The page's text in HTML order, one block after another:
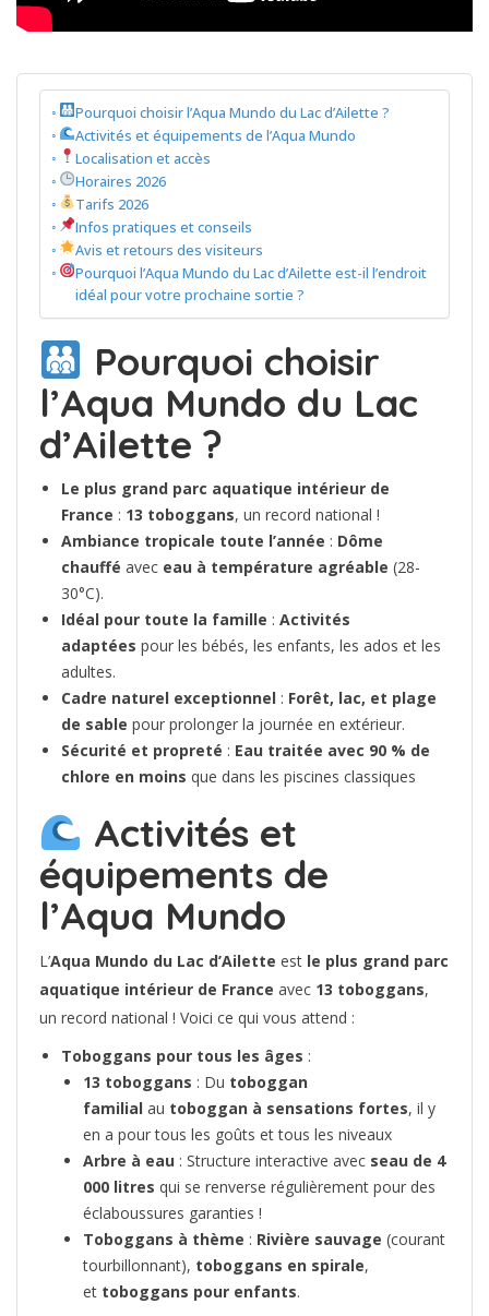
Pourquoi choisir l’Aqua Mundo du Lac d’Ailette ?
Activités et équipements de l’Aqua Mundo
Localisation et accès
Horaires 2026
Tarifs 2026
Infos pratiques et conseils
Avis et retours des visiteurs
Pourquoi l’Aqua Mundo du Lac d’Ailette est-il l’endroit
idéal pour votre prochaine sortie ?
Pourquoi choisir
l’Aqua Mundo du Lac
d’Ailette ?
Le plus grand parc aquatique intérieur de
France : 13 toboggans, un record national !
Ambiance tropicale toute l’année : Dôme
chauffé avec eau à température agréable (28-
30°C).
Idéal pour toute la famille : Activités
adaptées pour les bébés, les enfants, les ados et les
adultes.
Cadre naturel exceptionnel : Forêt, lac, et plage
de sable pour prolonger la journée en extérieur.
Sécurité et propreté : Eau traitée avec 90 % de
chlore en moins que dans les piscines classiques
Activités et
équipements de
l’Aqua Mundo
L’Aqua Mundo du Lac d’Ailette est le plus grand parc
aquatique intérieur de France avec 13 toboggans,
un record national ! Voici ce qui vous attend :
Toboggans pour tous les âges :
13 toboggans : Du toboggan
familial au toboggan à sensations fortes, il y
en a pour tous les goûts et tous les niveaux
Arbre à eau : Structure interactive avec seau de 4
000 litres qui se renverse régulièrement pour des
éclaboussures garanties !
Toboggans à thème : Rivière sauvage (courant
tourbillonnant), toboggans en spirale,
et toboggans pour enfants.